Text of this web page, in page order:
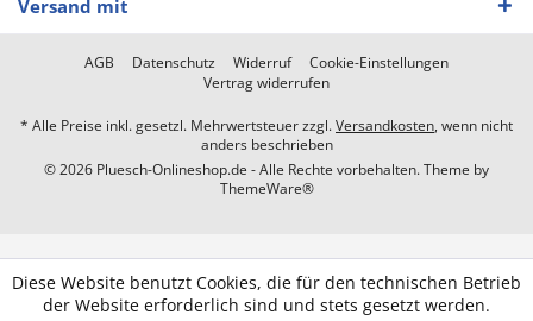
Versand mit
AGB Datenschutz Widerruf
Cookie-Einstellungen
Vertrag widerrufen
* Alle Preise inkl. gesetzl. Mehrwertsteuer zzgl.Versandkosten, wenn nicht
anders beschrieben
© 2026 Pluesch-Onlineshop.de - Alle Rechte vorbehalten. Theme by
ThemeWare®
Diese Website benutzt Cookies, die für den technischen Betrieb
der Website erforderlich sind und stets gesetzt werden.